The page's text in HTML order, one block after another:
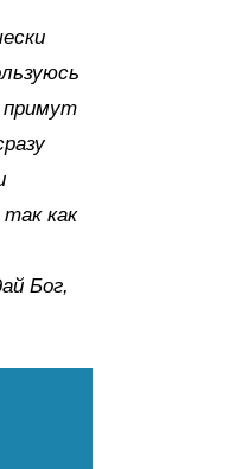
примут
как
Бог,